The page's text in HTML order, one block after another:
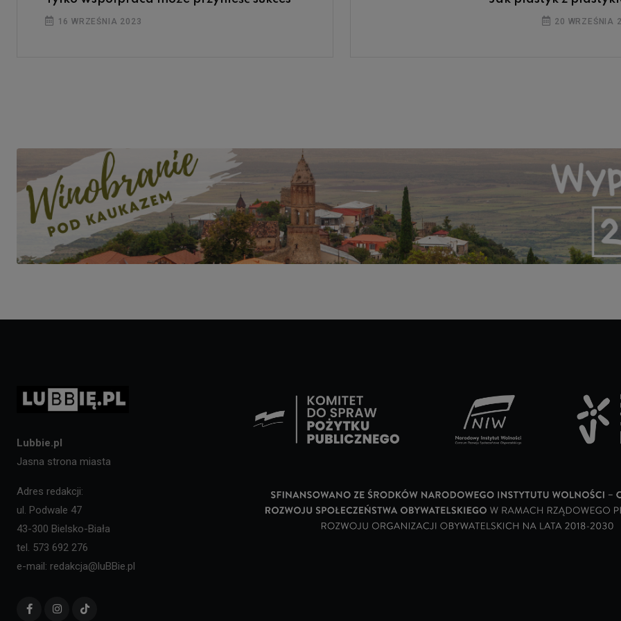
16 WRZEŚNIA 2023 20 WRZEŚNIA
Lubbie.pl
Jasna strona miasta
Adres redakcji:
ul. Podwale 47
43-300 Bielsko-Biała
tel. 573 692 276
e-mail: redakcja@luBBie.pl